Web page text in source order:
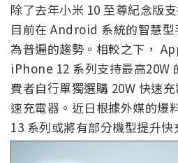
除了去年小米 10 至尊紀念版
目前在 Android 系統的智慧
為普遍的趨勢。相較之下，
iPhone 12 系列支持最高20W
費者自行單獨選購 20W 快速
速充電器。近日根據外媒的爆
13 系列或將有部分機型提升快